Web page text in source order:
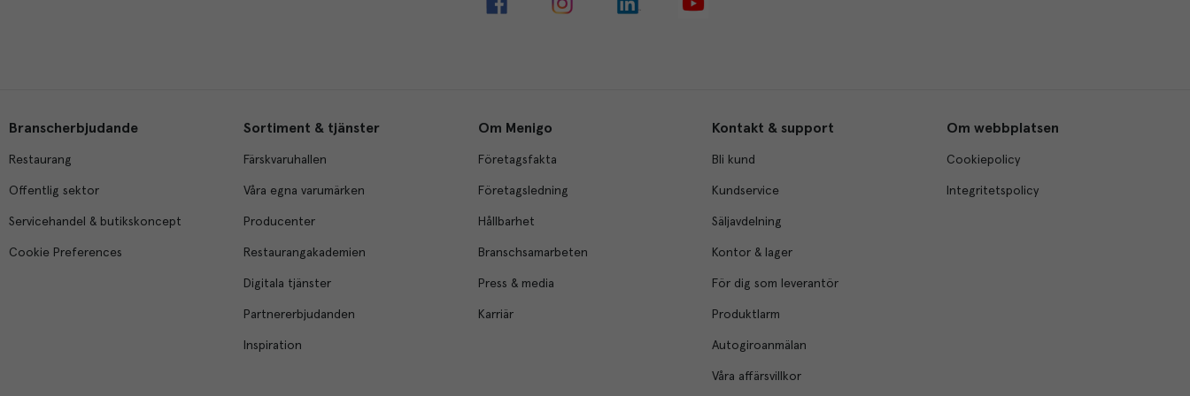
Branscherbjudande
Restaurang
Offentlig sektor
Servicehandel & butikskoncept
Cookie Preferences
Sortiment & tjänster
Färskvaruhallen
Våra egna varumärken
Producenter
Restaurangakademien
Digitala tjänster
Partnererbjudanden
Inspiration
Om Menigo
Företagsfakta
Företagsledning
Hållbarhet
Branschsamarbeten
Press & media
Karriär
Kontakt & support
Bli kund
Kundservice
Säljavdelning
Kontor & lager
För dig som leverantör
Produktlarm
Autogiroanmälan
Våra affärsvillkor
Om webbplatsen
Cookiepolicy
Integritetspolicy